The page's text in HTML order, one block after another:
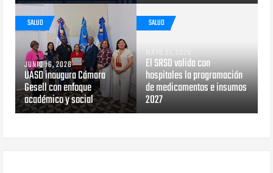
SALUD
JUNIO 16, 2026
UASD inaugura Cámara
Gesell con enfoque
académico y social
SALUD
MAYO 27, 2026
El SRSO valida con
hospitales la programación
de medicamentos e insumos
2027